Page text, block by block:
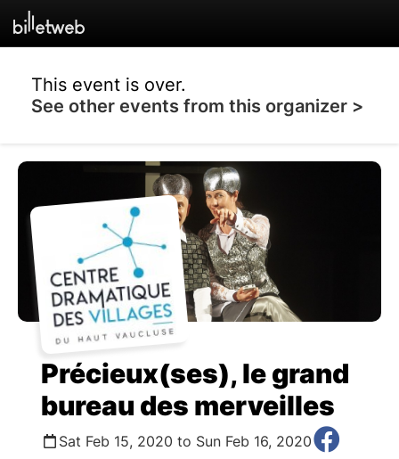
This event is over.
See other events from this organizer >
Précieux(ses), le grand
bureau des merveilles
Sat Feb 15, 2020 to Sun Feb 16, 2020